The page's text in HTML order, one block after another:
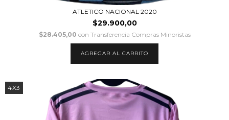
ATLETICO NACIONAL 2020
$29.900,00
$28.405,00 con Transferencia Compras Minoristas
AGREGAR AL CARRITO
4X3